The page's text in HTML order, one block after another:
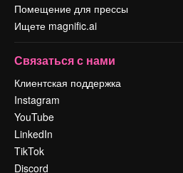
Помещение для прессы
Ищете magnific.ai
Связаться с нами
Клиентская поддержка
Instagram
YouTube
LinkedIn
TikTok
Discord